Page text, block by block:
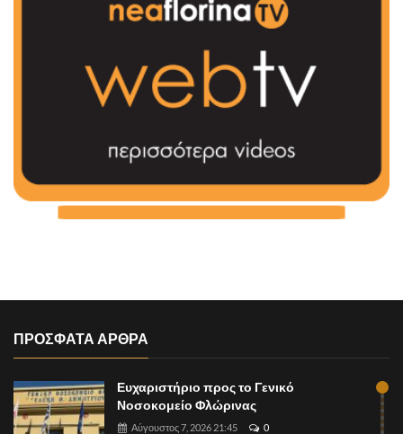
ΠΡΟΣΦΑΤΑ ΑΡΘΡΑ
Ευχαριστήριο προς το Γενικό
Νοσοκομείο Φλώρινας
Αύγουστος 7, 2026 21:45 0